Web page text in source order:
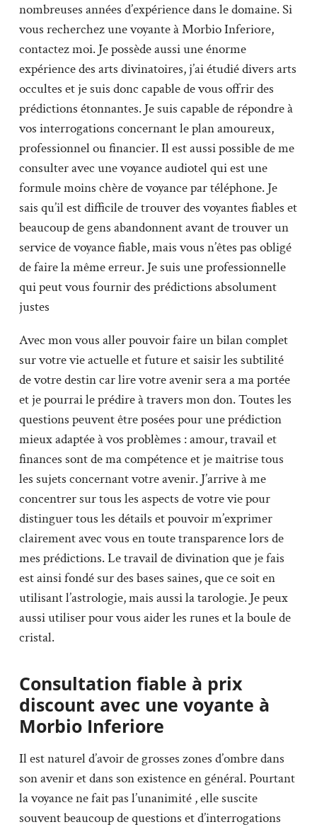
nombreuses années d’expérience dans le domaine. Si
vous recherchez une voyante à Morbio Inferiore,
contactez moi. Je possède aussi une énorme
expérience des arts divinatoires, j’ai étudié divers arts
occultes et je suis donc capable de vous offrir des
prédictions étonnantes. Je suis capable de répondre à
vos interrogations concernant le plan amoureux,
professionnel ou financier. Il est aussi possible de me
consulter avec une voyance audiotel qui est une
formule moins chère de voyance par téléphone. Je
sais qu’il est difficile de trouver des voyantes fiables et
beaucoup de gens abandonnent avant de trouver un
service de voyance fiable, mais vous n’êtes pas obligé
de faire la même erreur. Je suis une professionnelle
qui peut vous fournir des prédictions absolument
justes
Avec mon vous aller pouvoir faire un bilan complet
sur votre vie actuelle et future et saisir les subtilité
de votre destin car lire votre avenir sera a ma portée
et je pourrai le prédire à travers mon don. Toutes les
questions peuvent être posées pour une prédiction
mieux adaptée à vos problèmes : amour, travail et
finances sont de ma compétence et je maitrise tous
les sujets concernant votre avenir. J’arrive à me
concentrer sur tous les aspects de votre vie pour
distinguer tous les détails et pouvoir m’exprimer
clairement avec vous en toute transparence lors de
mes prédictions. Le travail de divination que je fais
est ainsi fondé sur des bases saines, que ce soit en
utilisant l’astrologie, mais aussi la tarologie. Je peux
aussi utiliser pour vous aider les runes et la boule de
cristal.
Consultation fiable à prix
discount avec une voyante à
Morbio Inferiore
Il est naturel d’avoir de grosses zones d’ombre dans
son avenir et dans son existence en général. Pourtant
la voyance ne fait pas l’unanimité , elle suscite
souvent beaucoup de questions et d’interrogations